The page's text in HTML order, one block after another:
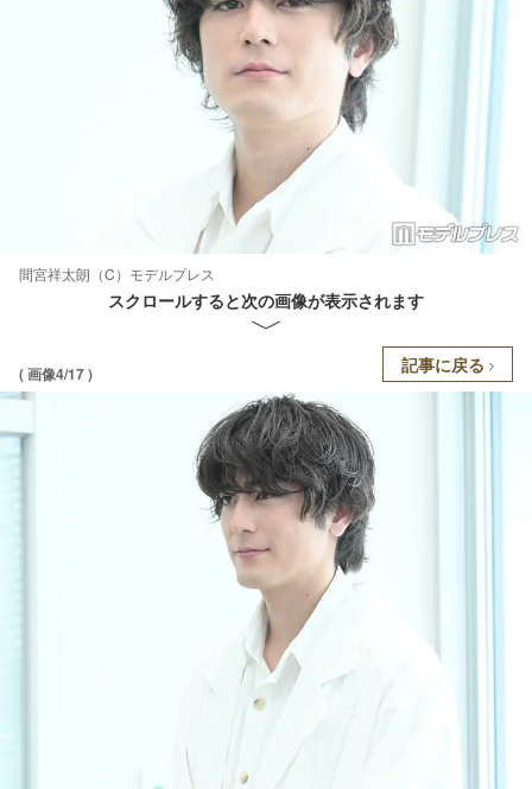
間宮祥太朗（C）モデルプレス
スクロールすると次の画像が表示されます
( 画像4/17 ) 記事に戻る